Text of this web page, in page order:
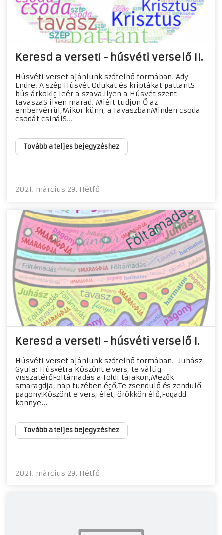
Keresd a verset! - húsvéti verselő II.
Húsvéti verset ajánlunk szófelhő formában. Ady
Endre: A szép Húsvét Odukat és kriptákat pattantS
bús árkokig leér a szava:Ilyen a Húsvét szent
tavaszaS ilyen marad. Miért tudjon Ő az
embervérrül,Mikor künn, a TavaszbanMinden csoda
csodát csinálS...
Tovább a teljes bejegyzéshez
2021. március 29. Hétfő
Keresd a verset! - húsvéti verselő I.
Húsvéti verset ajánlunk szófelhő formában. Juhász
Gyula: Húsvétra Köszönt e vers, te váltig
visszatérőFöltámadás a földi tájakon,Mezők
smaragdja, nap tüzében égő,Te zsendülő és zendülő
pagony!Köszönt e vers, élet, örökkön élő,Fogadd
könnye...
Tovább a teljes bejegyzéshez
2021. március 29. Hétfő